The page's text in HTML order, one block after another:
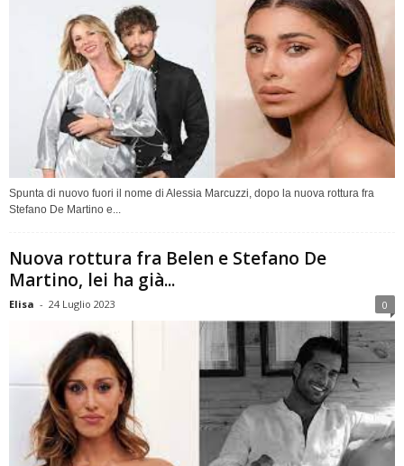
Spunta di nuovo fuori il nome di Alessia Marcuzzi, dopo la nuova rottura fra
Stefano De Martino e...
Nuova rottura fra Belen e Stefano De
Martino, lei ha già...
Elisa - 24 Luglio 2023 0